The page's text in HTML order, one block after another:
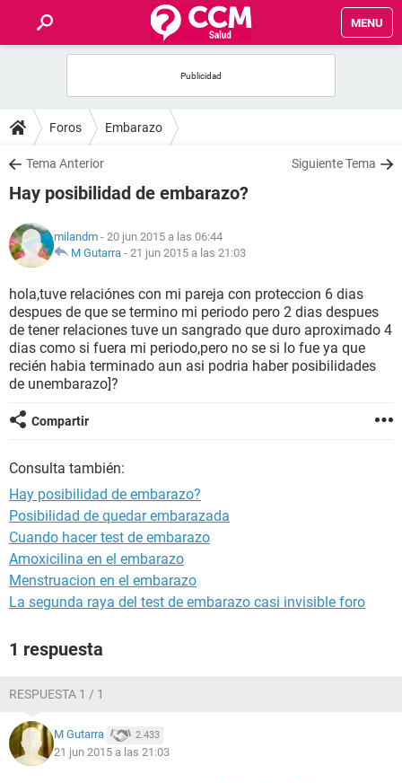
MENU
FOROS
SALUD
FAMILIA
NUTRICIÓN
BIENESTAR
SEXUALIDAD
GLOSARIO
Foros Embarazo
Tema Anterior Siguiente Tema
Hay posibilidad de embarazo?
milandm - 20 jun 2015 a las 06:44
M Gutarra - 21 jun 2015 a las 21:03
hola,tuve relaciónes con mi pareja con proteccion 6 dias
despues de que se termino mi periodo pero 2 dias despues
de tener relaciones tuve un sangrado que duro aproximado 4
dias como si fuera mi periodo,pero no se si lo fue ya que
recién habia terminado aun asi podria haber posibilidades
de unembarazo]?
Compartir
Consulta también:
Hay posibilidad de embarazo?
Posibilidad de quedar embarazada
Cuando hacer test de embarazo
Amoxicilina en el embarazo
Menstruacion en el embarazo
La segunda raya del test de embarazo casi invisible foro
1 respuesta
RESPUESTA 1 / 1
M Gutarra 2.433
21 jun 2015 a las 21:03